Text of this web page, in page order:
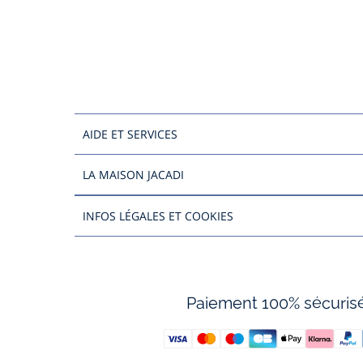
AIDE ET SERVICES
LA MAISON JACADI
INFOS LÉGALES ET COOKIES
Paiement 100%